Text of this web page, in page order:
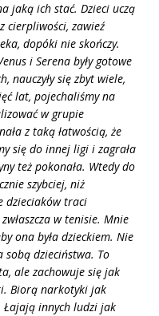
jaką ich stać. Dzieci uczą
cierpliwości, zawieź
dopóki nie skończy.
i Serena były gotowe
nauczyły się zbyt wiele,
lat, pojechaliśmy na
w grupie
z taką łatwością, że
się do innej ligi i zagrała
też pokonała. Wtedy do
szybciej, niż
dzieciaków traci
w tenisie. Mnie
ona była dzieckiem. Nie
sobą dzieciństwa. To
ale zachowuje się jak
Biorą narkotyki jak
innych ludzi jak